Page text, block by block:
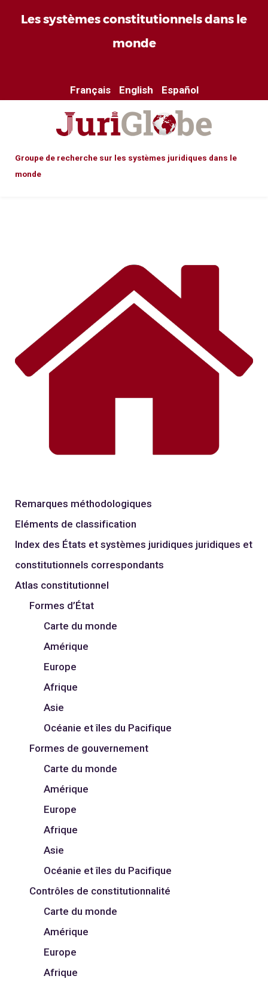
Les systèmes constitutionnels dans le
monde
Français English Español
Groupe de recherche sur les systèmes juridiques dans le
monde
Remarques méthodologiques
Eléments de classification
Index des États et systèmes juridiques juridiques et
constitutionnels correspondants
Atlas constitutionnel
Formes d’État
Carte du monde
Amérique
Europe
Afrique
Asie
Océanie et îles du Pacifique
Formes de gouvernement
Carte du monde
Amérique
Europe
Afrique
Asie
Océanie et îles du Pacifique
Contrôles de constitutionnalité
Carte du monde
Amérique
Europe
Afrique